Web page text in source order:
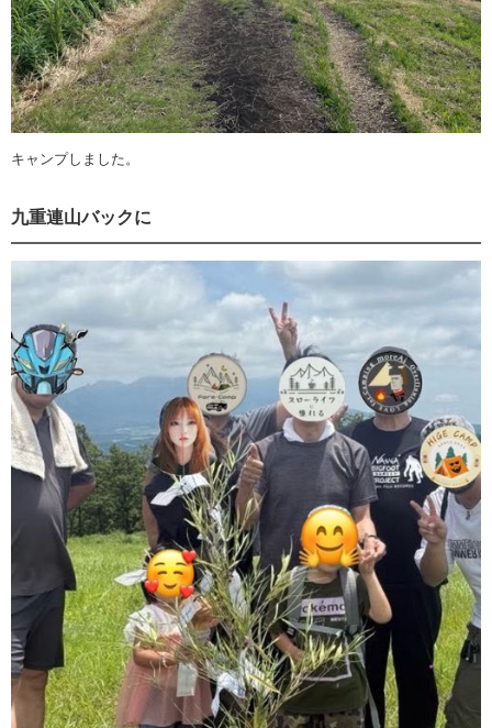
キャンプしました。
九重連山バックに